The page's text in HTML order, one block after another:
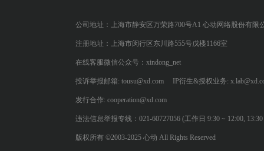
公司地址：上海市静安区万荣路700号A1 心动网络股份有限
注册地址：上海市闵行区东川路555号戊楼1166室
在线客服微信公众号：xindong_net
投诉举报邮箱: tousu@xd.com IP衍生&授权业务:
发行合作: cooperation@xd.com
违法信息举报专线：021-60727056 (工作日 9:30 ~ 12:00, 13:30
版权所有 ©2003-2025 心动 All Rights Reserved